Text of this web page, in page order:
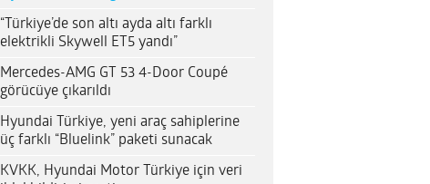
“Türkiye’de son altı ayda altı farklı
elektrikli Skywell ET5 yandı”
Mercedes-AMG GT 53 4-Door Coupé
görücüye çıkarıldı
Hyundai Türkiye, yeni araç sahiplerine
üç farklı “Bluelink” paketi sunacak
KVKK, Hyundai Motor Türkiye için veri